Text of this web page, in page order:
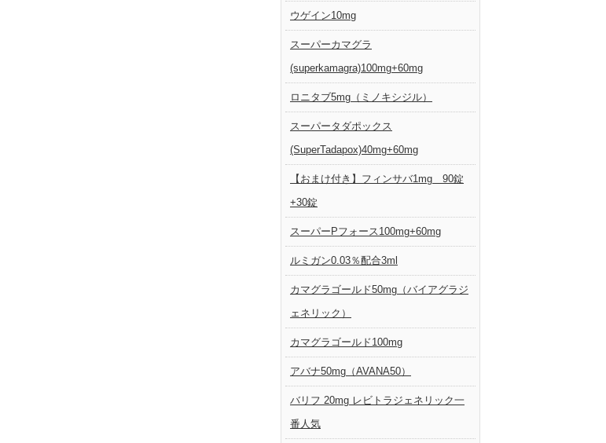
ウゲイン10mg
スーパーカマグラ
(superkamagra)100mg+60mg
ロニタブ5mg（ミノキシジル）
スーパータダポックス
(SuperTadapox)40mg+60mg
【おまけ付き】フィンサバ1mg 90錠
+30錠
スーパーPフォース100mg+60mg
ルミガン0.03％配合3ml
カマグラゴールド50mg（バイアグラジ
ェネリック）
カマグラゴールド100mg
アバナ50mg（AVANA50）
バリフ 20mg レビトラジェネリック一
番人気